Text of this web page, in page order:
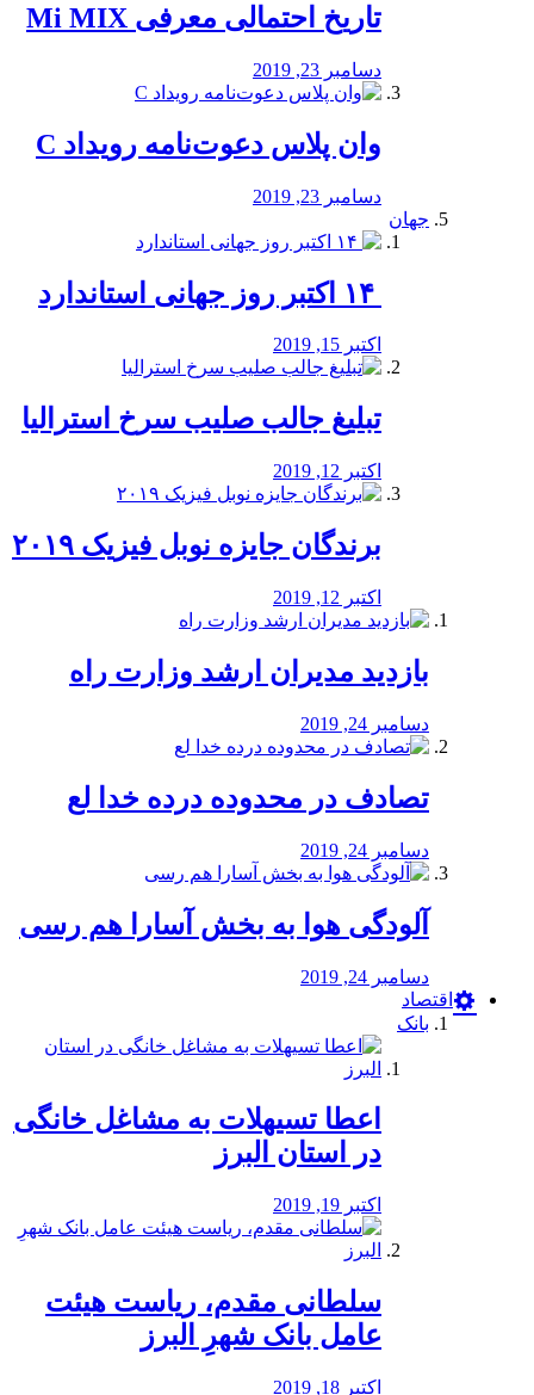
تاریخ احتمالی معرفی Mi MIX
دسامبر 23, 2019
وان پلاس دعوت‌نامه رویداد C
دسامبر 23, 2019
جهان
اکتبر 15, 2019
تبلیغ جالب صلیب سرخ استرالیا
اکتبر 12, 2019
برندگان جایزه نوبل فیزیک ۲۰۱۹
اکتبر 12, 2019
بازدید مدیران ارشد وزارت راه
دسامبر 24, 2019
تصادف در محدوده درده خدا لع
دسامبر 24, 2019
آلودگی هوا به بخش آسارا هم رسی
دسامبر 24, 2019
اقتصاد
بانک
️اعطا تسیهلات به مشاغل خانگی
در استان البرز
اکتبر 19, 2019
سلطانی مقدم، ریاست هیئت
عامل بانک شهرِ البرز
اکتبر 18, 2019